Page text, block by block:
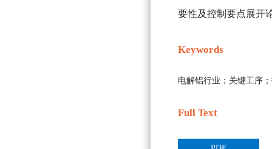
要性及控制要点展开
Keywords
电解铝行业；关键工序
Full Text